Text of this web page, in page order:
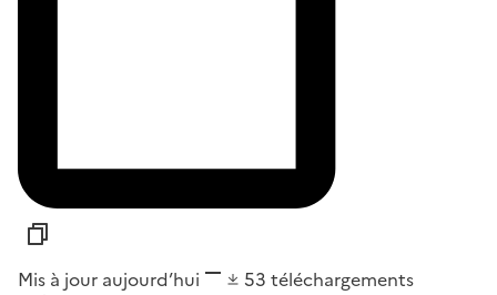
Mis à jour aujourd’hui 53 téléchargements